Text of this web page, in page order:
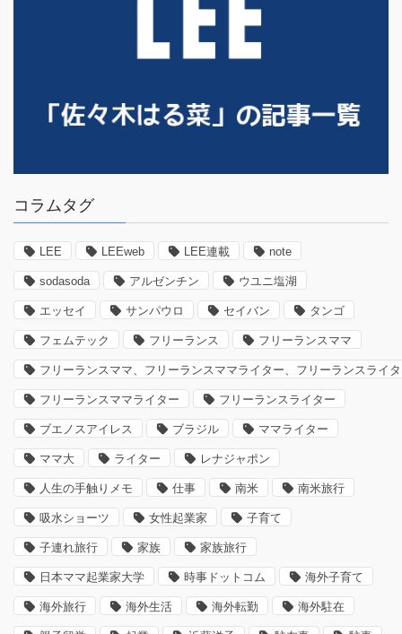
コラムタグ
LEE LEEweb LEE連載 note
sodasoda アルゼンチン ウユニ塩湖
エッセイ サンパウロ セイバン タンゴ
フェムテック フリーランス フリーランスママ
フリーランスママ、フリーランスママライター、フリーランスライ
フリーランスママライター フリーランスライター
ブエノスアイレス ブラジル ママライター
ママ大 ライター レナジャポン
人生の手触りメモ 仕事 南米 南米旅行
吸水ショーツ 女性起業家 子育て
子連れ旅行 家族 家族旅行
日本ママ起業家大学 時事ドットコム 海外子育て
海外旅行 海外生活 海外転勤 海外駐在